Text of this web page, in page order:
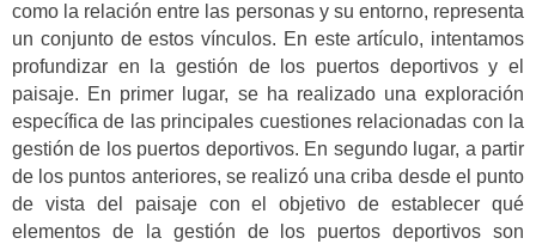
como la relación entre las personas y su entorno, representa
un conjunto de estos vínculos. En este artículo, intentamos
profundizar en la gestión de los puertos deportivos y el
paisaje. En primer lugar, se ha realizado una exploración
específica de las principales cuestiones relacionadas con la
gestión de los puertos deportivos. En segundo lugar, a partir
de los puntos anteriores, se realizó una criba desde el punto
de vista del paisaje con el objetivo de establecer qué
elementos de la gestión de los puertos deportivos son